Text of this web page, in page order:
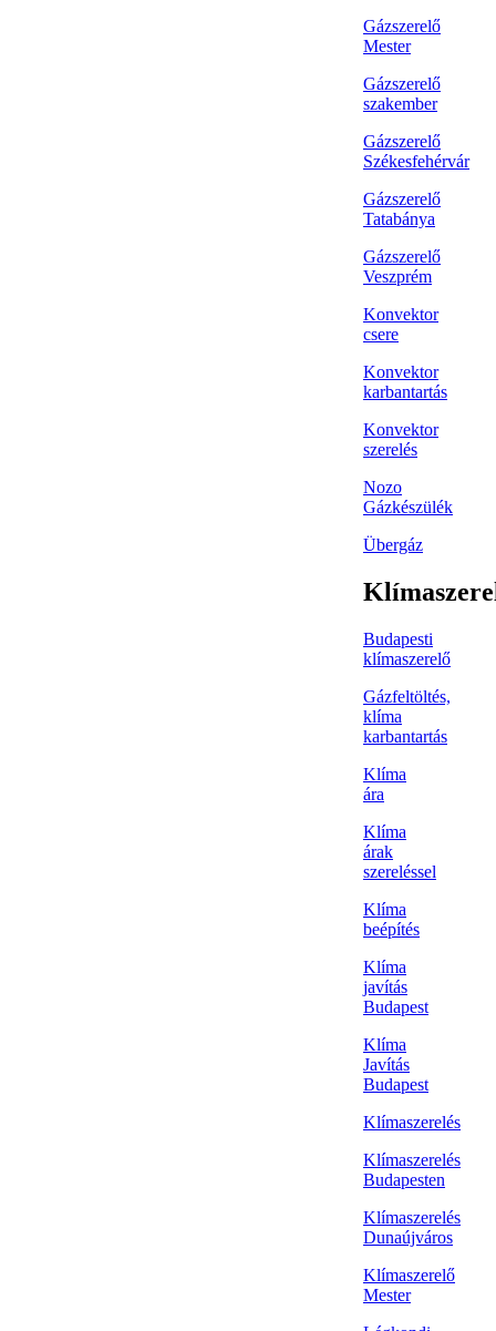
Gázszerelő
Mester
Gázszerelő
szakember
Gázszerelő
Székesfehérvár
Gázszerelő
Tatabánya
Gázszerelő
Veszprém
Konvektor
csere
Konvektor
karbantartás
Konvektor
szerelés
Nozo
Gázkészülék
Übergáz
Budapesti
klímaszerelő
Gázfeltöltés,
klíma
karbantartás
Klíma
ára
Klíma
árak
szereléssel
Klíma
beépítés
Klíma
javítás
Budapest
Klíma
Javítás
Budapest
Klímaszerelés
Klímaszerelés
Budapesten
Klímaszerelés
Dunaújváros
Klímaszerelő
Mester